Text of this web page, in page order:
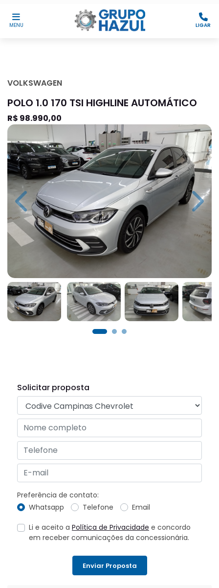
MENU LIGAR
VOLKSWAGEN
POLO 1.0 170 TSI HIGHLINE AUTOMÁTICO
R$ 98.990,00
Previous Next
Solicitar proposta
Preferência de contato:
Whatsapp
Telefone Email
Li e aceito a Política de Privacidade e concordo
em receber comunicações da concessionária.
Enviar Proposta